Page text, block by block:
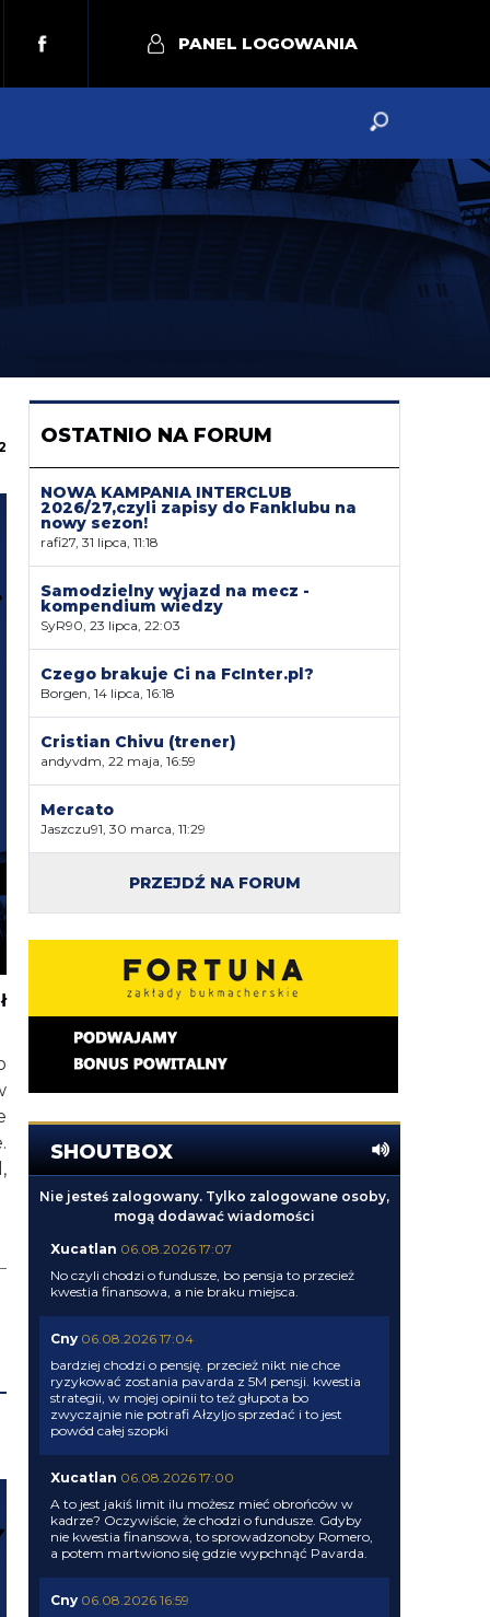
PANEL LOGOWANIA
OSTATNIO NA FORUM
NOWA KAMPANIA INTERCLUB
2026/27,czyli zapisy do Fanklubu na
nowy sezon!
rafi27, 31 lipca, 11:18
Samodzielny wyjazd na mecz -
kompendium wiedzy
SyR90, 23 lipca, 22:03
Czego brakuje Ci na FcInter.pl?
Borgen, 14 lipca, 16:18
Cristian Chivu (trener)
andyvdm, 22 maja, 16:59
Mercato
Jaszczu91, 30 marca, 11:29
PRZEJDŹ NA FORUM
SHOUTBOX
Nie jesteś zalogowany. Tylko zalogowane osoby,
mogą dodawać wiadomości
Xucatlan 06.08.2026 17:07
No czyli chodzi o fundusze, bo pensja to przecież
kwestia finansowa, a nie braku miejsca.
Cny 06.08.2026 17:04
bardziej chodzi o pensję. przecież nikt nie chce
ryzykować zostania pavarda z 5M pensji. kwestia
strategii, w mojej opinii to też głupota bo
zwyczajnie nie potrafi Ałzyljo sprzedać i to jest
powód całej szopki
Xucatlan 06.08.2026 17:00
A to jest jakiś limit ilu możesz mieć obrońców w
kadrze? Oczywiście, że chodzi o fundusze. Gdyby
nie kwestia finansowa, to sprowadzonoby Romero,
a potem martwiono się gdzie wypchnąć Pavarda.
Cny 06.08.2026 16:59